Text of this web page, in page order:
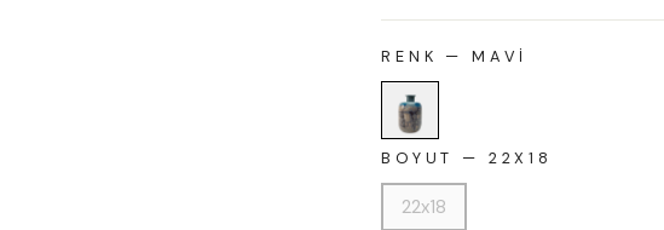
RENK — MAVI
BOYUT — 22X18
22x18